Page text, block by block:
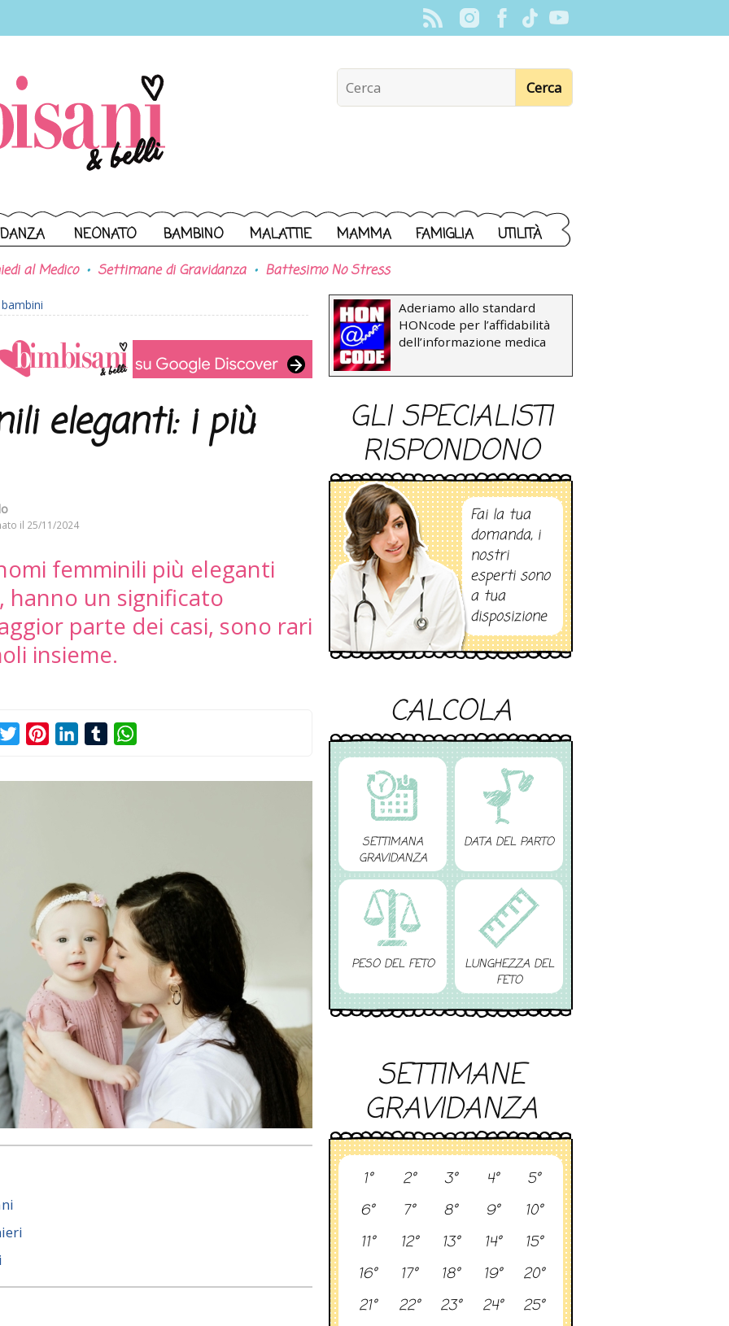
NEONATO BAMBINO MALATTIE MAMMA FAMIGLIA UTILITÀ
al Medico Settimane di Gravidanza Battesimo No Stress
eleganti: i più
il 25/11/2024
femminili più eleganti
hanno un significato
parte dei casi, sono rari
insieme.
TwitterPinterestLinkedInTumblr
Aderiamo allo standard
HONcode per l’affidabilità
dell’informazione medica
GLI SPECIALISTI
RISPONDONO
Fai la tua
domanda, i
nostri
esperti sono
a tua
disposizione
CALCOLA
SETTIMANA
GRAVIDANZA
DATA DEL PARTO
PESO DEL FETO
LUNGHEZZA DEL
FETO
SETTIMANE
GRAVIDANZA
1° 2° 3° 4°
5°
6°
7° 8° 9°
10°
11°
12° 13° 14°
15°
16°
17° 18° 19°
20°
21°
22° 23° 24°
25°